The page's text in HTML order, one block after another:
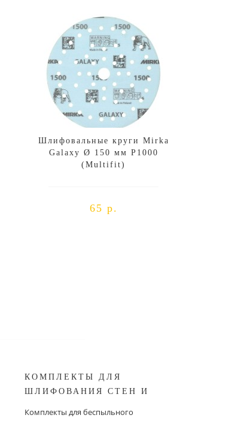
Шлифовальные круги Mirka
Galaxy Ø 150 мм P1000
(Multifit)
65 р.
КОМПЛЕКТЫ ДЛЯ
ШЛИФОВАНИЯ СТЕН И
Комплекты для беспыльного